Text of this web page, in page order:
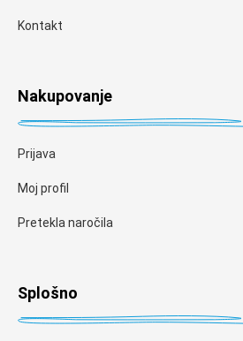
Kontakt
Nakupovanje
Prijava
Moj profil
Pretekla naročila
Splošno